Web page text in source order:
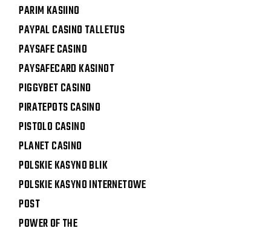
PARIM KASIINO
PAYPAL CASINO TALLETUS
PAYSAFE CASINO
PAYSAFECARD KASINOT
PIGGYBET CASINO
PIRATEPOTS CASINO
PISTOLO CASINO
PLANET CASINO
POLSKIE KASYNO BLIK
POLSKIE KASYNO INTERNETOWE
POST
POWER OF THE